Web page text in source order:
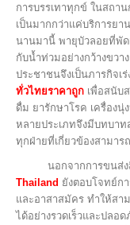
การบรรเทาทุกข์ ในสถา
เป็นมากกว่าแค่บริการย
นานมานี้ พายุบัวลอยที่พัด
กับน้ำท่วมอย่างกว้างขวา
ประชาชนจึงเป็นภารกิจ
ทั่วไทยราคาถูก เพื่อสนับ
ดื่ม ยารักษาโรค เครื่อง
หลายประเภทจึงมีบทบา
ทุกฝ่ายที่เกี่ยวข้องสามาร
นอกจากการขนส่งสิ่
Thailand ยังตอบโจทย์ก
และอาสาสมัคร ทำให้สา
ได้อย่างรวดเร็วและปล